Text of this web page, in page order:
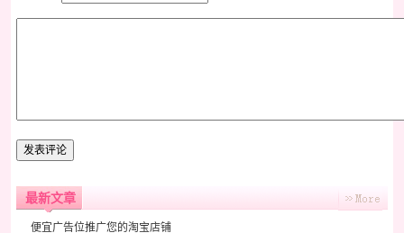
最新文章
便宜广告位推广您的淘宝店铺